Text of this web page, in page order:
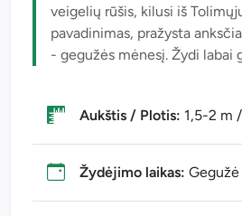
veigelių rūšis, kilusi iš
pavadinimas, pražysta
- gegužės mėnesį. Žydi labai
Aukštis / Plotis: 1,5-2 m
Žydėjimo laikas: Gegužė